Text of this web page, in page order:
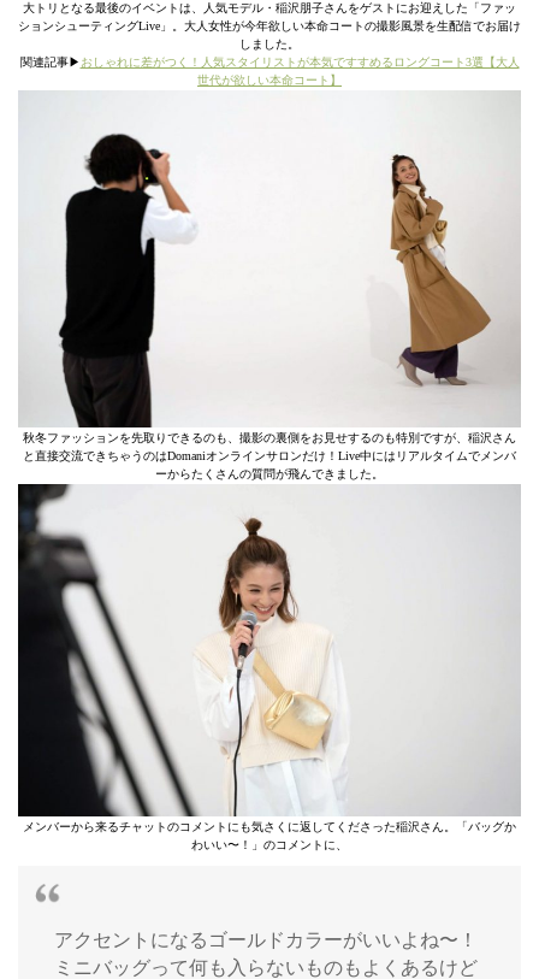
大トリとなる最後のイベントは、人気モデル・稲沢朋子さんをゲストにお迎えした「ファッ
ションシューティングLive」。大人女性が今年欲しい本命コートの撮影風景を生配信でお届け
しました。
関連記事▶︎ おしゃれに差がつく！人気スタイリストが本気ですすめるロングコート3選【大人
世代が欲しい本命コート】
秋冬ファッションを先取りできるのも、撮影の裏側をお見せするのも特別ですが、稲沢さん
と直接交流できちゃうのはDomaniオンラインサロンだけ！Live中にはリアルタイムでメンバ
ーからたくさんの質問が飛んできました。
メンバーから来るチャットのコメントにも気さくに返してくださった稲沢さん。「バッグか
わいい〜！」のコメントに、
アクセントになるゴールドカラーがいいよね〜！
ミニバッグって何も入らないものもよくあるけど